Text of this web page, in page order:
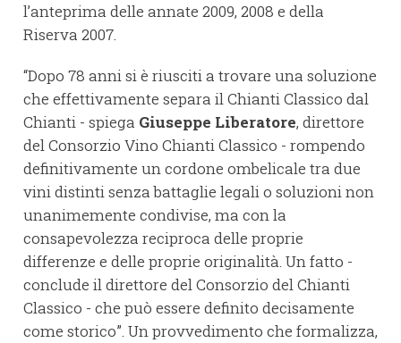
l’anteprima delle annate 2009, 2008 e della
Riserva 2007.
“Dopo 78 anni si è riusciti a trovare una soluzione
che effettivamente separa il Chianti Classico dal
Chianti - spiega Giuseppe Liberatore, direttore
del Consorzio Vino Chianti Classico - rompendo
definitivamente un cordone ombelicale tra due
vini distinti senza battaglie legali o soluzioni non
unanimemente condivise, ma con la
consapevolezza reciproca delle proprie
differenze e delle proprie originalità. Un fatto -
conclude il direttore del Consorzio del Chianti
Classico - che può essere definito decisamente
come storico”. Un provvedimento che formalizza,